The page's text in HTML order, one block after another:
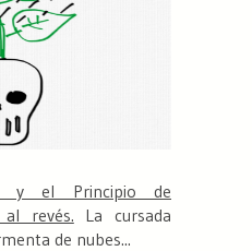
y el Principio de
al revés. La cursada
de nubes...